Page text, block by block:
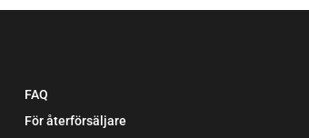
FAQ
För återförsäljare